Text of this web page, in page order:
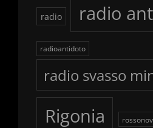
radio radio
radioantidoto
radio svasso
Rigonia